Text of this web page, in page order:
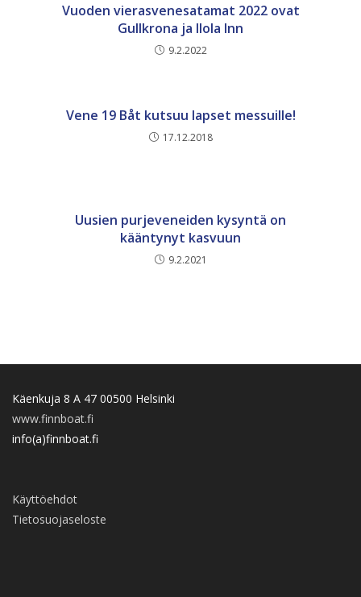
Vuoden vierasvenesatamat 2022 ovat
Gullkrona ja Ilola Inn
9.2.2022
Vene 19 Båt kutsuu lapset messuille!
17.12.2018
Uusien purjeveneiden kysyntä on
kääntynyt kasvuun
9.2.2021
Käenkuja 8 A 47 00500 Helsinki
www.finnboat.fi
info(a)finnboat.fi
Käyttöehdot
Tietosuojaseloste